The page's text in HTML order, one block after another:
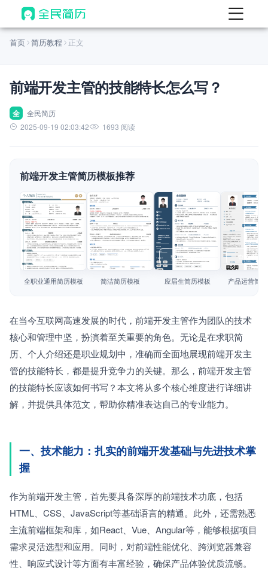
首页
AI 生成简历
AI 优化简历
AI 翻译简历
AI 模拟面试
面试自我介绍
AI 职场工具 New
简历模板
简历教程
首页 简历教程 正文
前端开发主管的技能特长怎么写？
全
全民简历
2025-09-19 02:03:42
1693 阅读
前端开发主管简历模板推荐
查看模板
全职业通用简历模板
查看模板
简洁简历模板
查看模板
应届生简历模板
查看模板
产品运营简
在当今互联网高速发展的时代，前端开发主管作为团队的技术
核心和管理中坚，扮演着至关重要的角色。无论是在求职简
历、个人介绍还是职业规划中，准确而全面地展现前端开发主
管的技能特长，都是提升竞争力的关键。那么，前端开发主管
的技能特长应该如何书写？本文将从多个核心维度进行详细讲
解，并提供具体范文，帮助你精准表达自己的专业能力。
一、技术能力：扎实的前端开发基础与先进技术掌
握
作为前端开发主管，首先要具备深厚的前端技术功底，包括
HTML、CSS、JavaScript等基础语言的精通。此外，还需熟悉
主流前端框架和库，如React、Vue、Angular等，能够根据项目
需求灵活选型和应用。同时，对前端性能优化、跨浏览器兼容
性、响应式设计等方面有丰富经验，确保产品体验优质流畅。